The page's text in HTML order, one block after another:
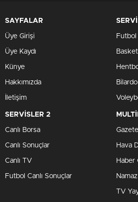
SAYFALAR
Üye Girişi
Üye Kaydı
Künye
Hakkımızda
İletişim
Futbol
SERVİSLER 2
Canlı Borsa
Canlı Sonuçlar
Canlı TV
Futbol Canlı Sonuçlar
Hava
Haber
TV